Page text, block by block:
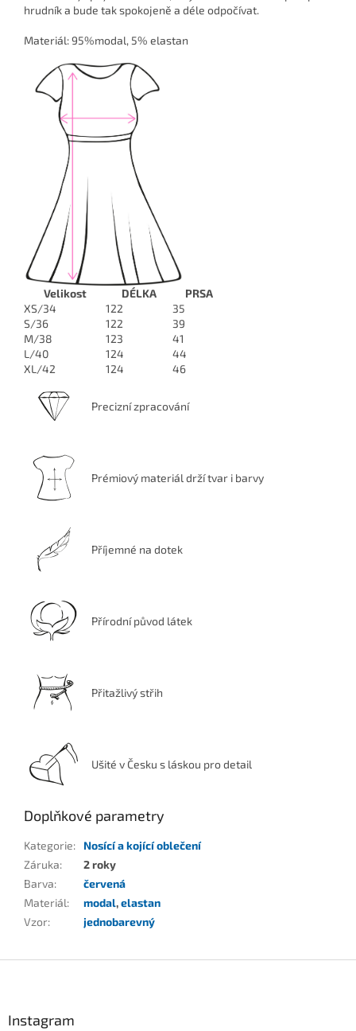
hrudník a bude tak spokojeně a déle odpočívat.
Materiál: 95%modal, 5% elastan
Velikost DÉLKA
PRSA
XS/34
122
35
S/36
122
39
M/38
123
41
L/40
124
44
XL/42
124 46
Precizní zpracování
Prémiový materiál drží tvar i barvy
Příjemné na dotek
Přírodní původ látek
Přitažlivý střih
Ušité v Česku s láskou pro detail
Doplňkové parametry
Kategorie:
Nosící a kojící oblečení
Záruka:
2 roky
Barva:
červená
Materiál: modal,elastan
Vzor: jednobarevný
Instagram